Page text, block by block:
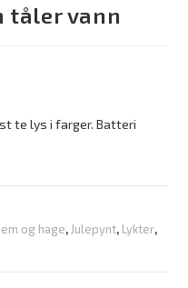
tåler vann
te lys i farger. Batteri
og hage, Julepynt, Lykter,